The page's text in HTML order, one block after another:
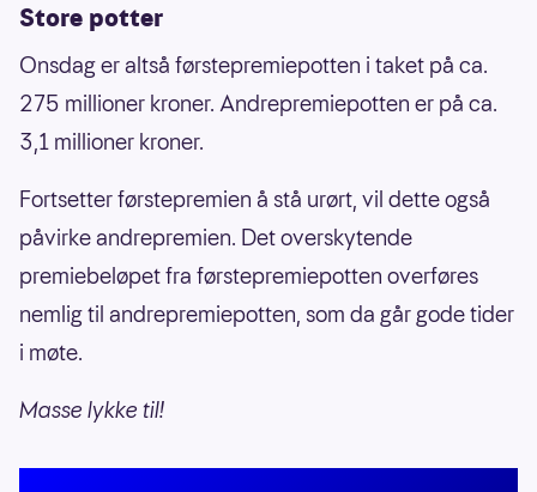
Store potter
Onsdag er altså førstepremiepotten i taket på ca.
275 millioner kroner. Andrepremiepotten er på ca.
3,1 millioner kroner.
Fortsetter førstepremien å stå urørt, vil dette også
påvirke andrepremien. Det overskytende
premiebeløpet fra førstepremiepotten overføres
nemlig til andrepremiepotten, som da går gode tider
i møte.
Masse lykke til!